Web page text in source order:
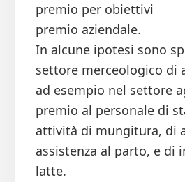
premio per obiettivi
premio aziendale.
In alcune ipotesi sono
settore merceologico di
ad esempio nel settore
premio al personale di
attività di mungitura, di
assistenza al parto, e di
latte.